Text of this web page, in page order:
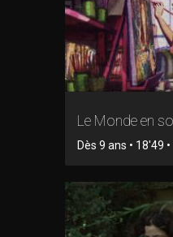
Le Monde en
Dès 9 ans • 18'49